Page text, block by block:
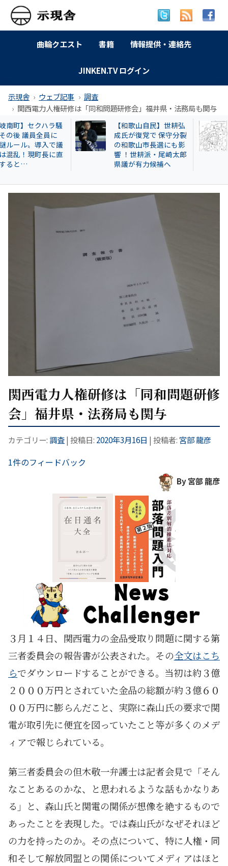
曲輪クエスト 書籍 情報提供・連絡先
JINKEN.TV ログイン
示現舎 ウェブ記事
調査
関西電力人権研修は「同和問題研修会」福井県・法務局も関与
【和歌山自民】世耕弘
成氏が復党で 保守分裂
の和歌山市長選にも影
響 ！世耕派・尾崎太郎
特別企画 解放同盟
政等が 過去に公開
部落・同和地区リ
関西電力人権研修は「同和問題研修
会」福井県・法務局も関与
カテゴリー: 調査| 投稿日: 2020年3月16日 | 投稿者: 宮部 龍彦
1件のフィードバック
By 宮部 龍彦
３月１４日、関西電力の金品受取り問題に関する第
三者委員会の報告書が公表された。その全文はこち
らでダウンロードすることができる。当初は約３億
２０００万円とされていた金品の総額が約３億６０
００万円に膨らんだこと、実際に森山氏の要求で関
電が取引先に便宜を図っていたこと等が多くのメデ
ィアで報じられている。
第三者委員会の但木敬一弁護士は記者会見で「そん
なことあるのかな、と思われるような話もかなりあ
る」と、森山氏と関電の関係が想像を絶するもので
あったことを表現した。では森山氏がなぜそれほど
の力を持ったのか。その点について、特に人権・同
和そして解放同盟との関係についてメディアはほと